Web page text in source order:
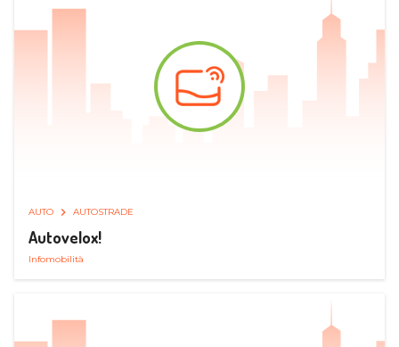
AUTO AUTOSTRADE
Autovelox!
Infomobilità